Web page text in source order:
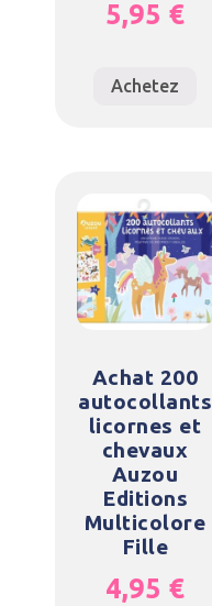
5,95 €
Achetez
Achat 200
autocollants
licornes et
chevaux
Auzou
Editions
Multicolore
Fille
4,95 €